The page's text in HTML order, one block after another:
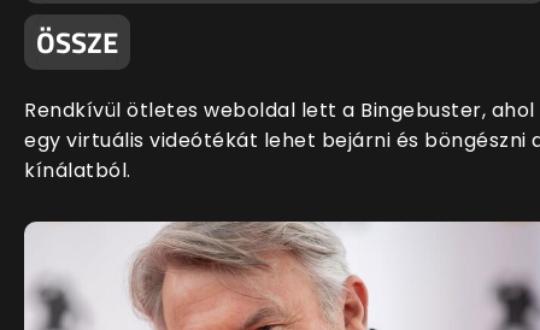
ÖSSZE
Rendkívül ötletes weboldal lett a Bingebuster, ahol
egy virtuális videótékát lehet bejárni és böngészni
kínálatból.